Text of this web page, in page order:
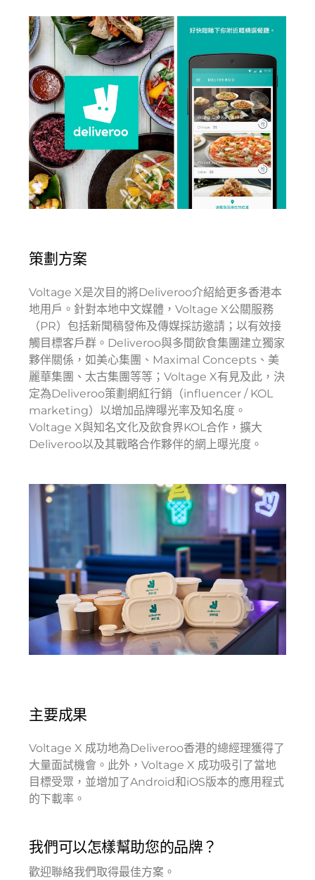
策劃方案
Voltage X是次目的將Deliveroo介紹給更多香港本
地用戶。針對本地中文媒體，Voltage X公關服務
（PR）包括新聞稿發佈及傳媒採訪邀請；以有效接
觸目標客戶群。Deliveroo與多間飲食集團建立獨家
夥伴關係，如美心集團、Maximal Concepts、美
麗華集團、太古集團等等；Voltage X有見及此，決
定為Deliveroo策劃網紅行銷（influencer / KOL
marketing）以增加品牌曝光率及知名度。
Voltage X與知名文化及飲食界KOL合作，擴大
Deliveroo以及其戰略合作夥伴的網上曝光度。
主要成果
Voltage X 成功地為Deliveroo香港的總經理獲得了
大量面試機會。此外，Voltage X 成功吸引了當地
目標受眾，並增加了Android和iOS版本的應用程式
的下載率。
我們可以怎樣幫助您的品牌？
歡迎聯絡我們取得最佳方案。